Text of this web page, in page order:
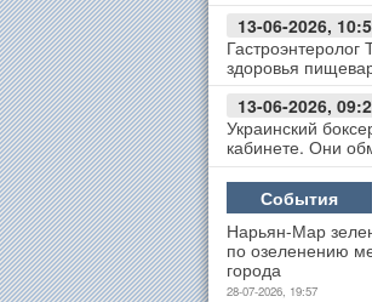
13-06-2026,
здоровья
13-06-2026,
Украинский
кабинете. Они
События
Нарьян-Мар
по озеленению
города
28-07-2026, 19:57